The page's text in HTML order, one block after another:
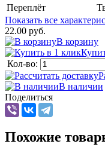
Переплёт
Показать все
22.00 руб.
В корзину
Кол-во:
В наличии
Поделиться
Похожие